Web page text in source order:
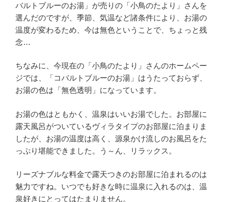
バルトブルーのお湯」が売りの「小鳥のたより」さんを
選んだのですが、季節、気温など諸条件により、お湯の
温度が変わるため、今は無色ということで、ちょっと残
念…
ちなみに、今現在の「小鳥のたより」さんのホームペー
ジでは、「コバルトブルーのお湯」はうたっておらず、
お湯の色は「無色透明」になっています。
お湯の色はともかく、温泉はいいお湯でした。お部屋に
露天風呂がついているヴィラタイプのお部屋に泊まりま
したが、お湯の温度は高く、源泉かけ流しのお風呂をた
っぷり堪能できました。う～ん、リラックス。
リーズナブルな料金で露天つきのお部屋に泊まれるのは
魅力ですね。いつでも好きな時に温泉に入れるのは、温
泉好きにとってはたまりません。